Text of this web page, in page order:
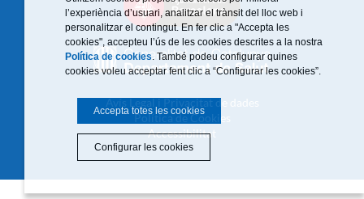
Avís Legal i Privacitat de dades
Política de Cookies
Accessibilitat
l’experiència d’usuari, analitzar el trànsit del lloc web i
personalitzar el contingut. En fer clic a "Accepta les
cookies", accepteu l’ús de les cookies descrites a la nostra
Política de cookies. També podeu configurar quines
cookies voleu acceptar fent clic a “Configurar les cookies”.
Accepta totes les cookies
Configurar les cookies